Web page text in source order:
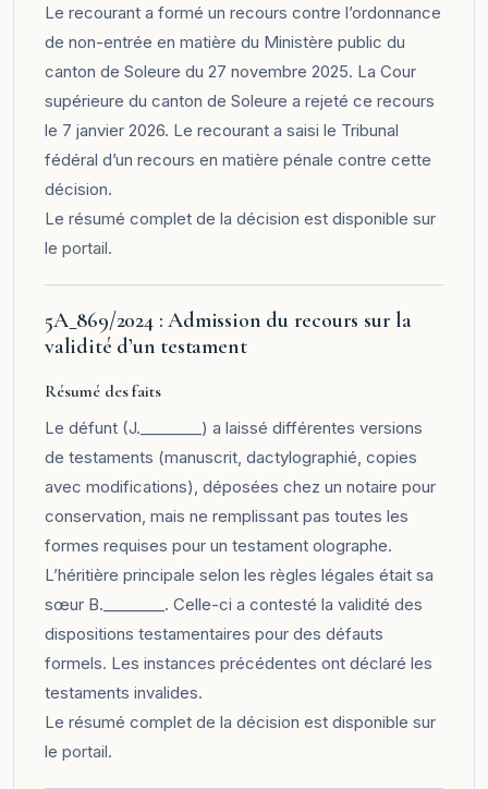
Le recourant a formé un recours contre l’ordonnance
de non-entrée en matière du Ministère public du
canton de Soleure du 27 novembre 2025. La Cour
supérieure du canton de Soleure a rejeté ce recours
le 7 janvier 2026. Le recourant a saisi le Tribunal
fédéral d’un recours en matière pénale contre cette
décision.
Le résumé complet de la décision est disponible sur
le portail.
5A_869/2024 : Admission du recours sur la
validité d’un testament
Résumé des faits
Le défunt (J.________) a laissé différentes versions
de testaments (manuscrit, dactylographié, copies
avec modifications), déposées chez un notaire pour
conservation, mais ne remplissant pas toutes les
formes requises pour un testament olographe.
L’héritière principale selon les règles légales était sa
sœur B.________. Celle-ci a contesté la validité des
dispositions testamentaires pour des défauts
formels. Les instances précédentes ont déclaré les
testaments invalides.
Le résumé complet de la décision est disponible sur
le portail.